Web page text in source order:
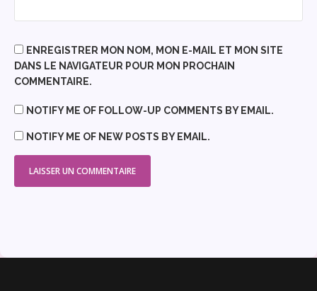
ENREGISTRER MON NOM, MON E-MAIL ET MON SITE
DANS LE NAVIGATEUR POUR MON PROCHAIN
COMMENTAIRE.
NOTIFY ME OF FOLLOW-UP COMMENTS BY EMAIL.
NOTIFY ME OF NEW POSTS BY EMAIL.